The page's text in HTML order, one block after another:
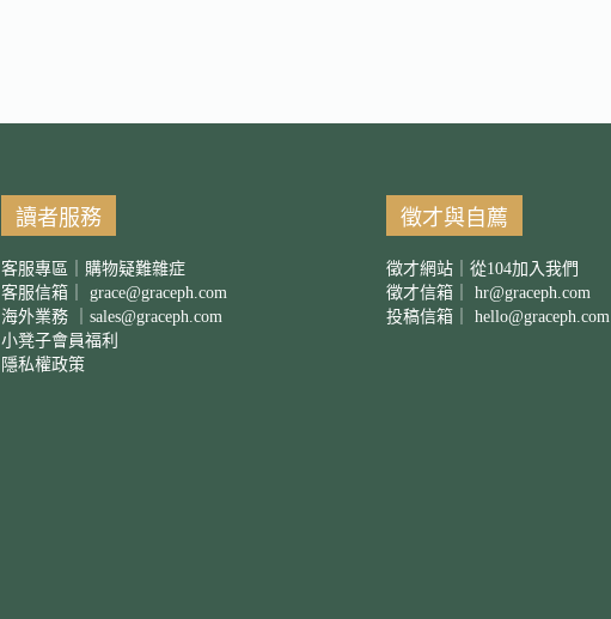
讀者服務
客服專區｜購物疑難雜症
客服信箱｜ grace@graceph.com
海外業務 ｜ sales@graceph.com
小凳子會員福利
隱私權政策
徵才與自薦
徵才網站｜從104加入我們
徵才信箱｜ hr@graceph.com
投稿信箱｜ hello@graceph.com